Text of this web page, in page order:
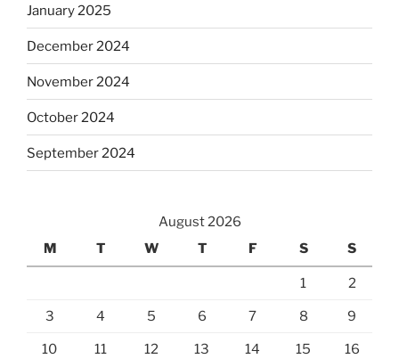
January 2025
December 2024
November 2024
October 2024
September 2024
August 2026
M
T W T F S S
1 2
3 4 5 6 7 8 9
10 11 12 13 14 15 16